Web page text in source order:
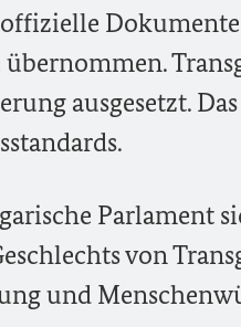
Dokumente
ausgesetzt.
Parlament
von
und